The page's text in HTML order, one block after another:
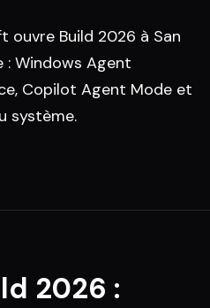
ouvre Build 2026 à San
: Windows Agent
Copilot Agent Mode et
système.
2026 :